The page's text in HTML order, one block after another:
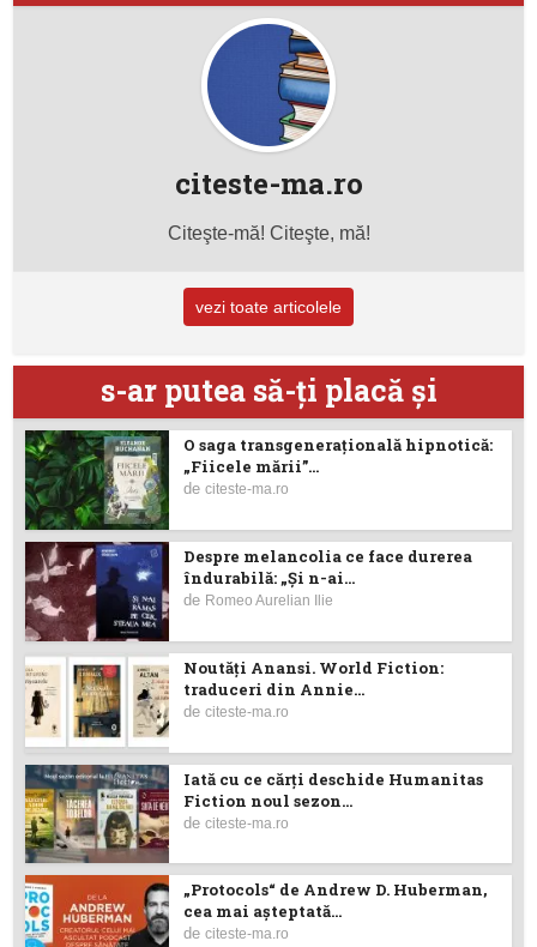
citeste-ma.ro
Citeşte-mă! Citeşte, mă!
vezi toate articolele
s-ar putea să-ţi placă şi
O saga transgenerațională hipnotică:
„Fiicele mării”...
deciteste-ma.ro
Despre melancolia ce face durerea
îndurabilă: „Și n-ai...
de Romeo Aurelian Ilie
Noutăţi Anansi. World Fiction:
traduceri din Annie...
deciteste-ma.ro
Iată cu ce cărţi deschide Humanitas
Fiction noul sezon...
deciteste-ma.ro
„Protocols“ de Andrew D. Huberman,
cea mai așteptată...
deciteste-ma.ro